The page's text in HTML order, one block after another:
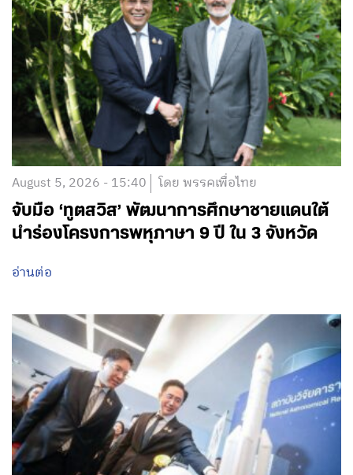
August 5, 2026 - 15:40 โดย พรรคเพื่อไทย
จับมือ ‘ทูตสวิส’ พัฒนาการศึกษาชายแดนใต้
นำร่องโครงการพหุภาษา 9 ปี ใน 3 จังหวัด
อ่านต่อ